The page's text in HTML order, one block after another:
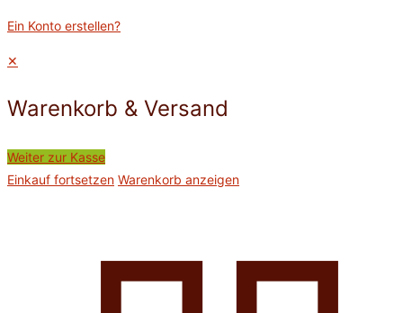
Ein Konto erstellen?
✕
Warenkorb & Versand
Weiter zur Kasse
Einkauf fortsetzen Warenkorb anzeigen